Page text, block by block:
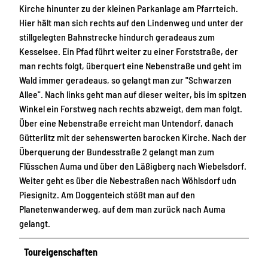
Kirche hinunter zu der kleinen Parkanlage am Pfarrteich.
Hier hält man sich rechts auf den Lindenweg und unter der
stillgelegten Bahnstrecke hindurch geradeaus zum
Kesselsee. Ein Pfad führt weiter zu einer Forststraße, der
man rechts folgt, überquert eine Nebenstraße und geht im
Wald immer geradeaus, so gelangt man zur "Schwarzen
Allee". Nach links geht man auf dieser weiter, bis im spitzen
Winkel ein Forstweg nach rechts abzweigt, dem man folgt.
Über eine Nebenstraße erreicht man Untendorf, danach
Gütterlitz mit der sehenswerten barocken Kirche. Nach der
Überquerung der Bundesstraße 2 gelangt man zum
Flüsschen Auma und über den Läßigberg nach Wiebelsdorf.
Weiter geht es über die Nebestraßen nach Wöhlsdorf udn
Piesignitz. Am Doggenteich stößt man auf den
Planetenwanderweg, auf dem man zurück nach Auma
gelangt.
Toureigenschaften